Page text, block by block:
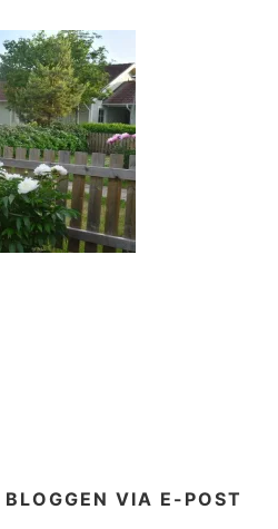
BLOGGEN VIA E-POST